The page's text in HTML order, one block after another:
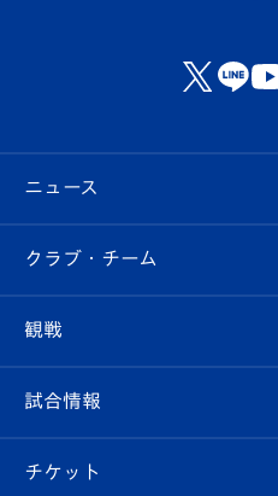
ニュース
すべて
クラブ
試合情報
クラブ・チーム
クラブ概要
観戦
観戦ルール
試合情報
試合日程/結果
チケット